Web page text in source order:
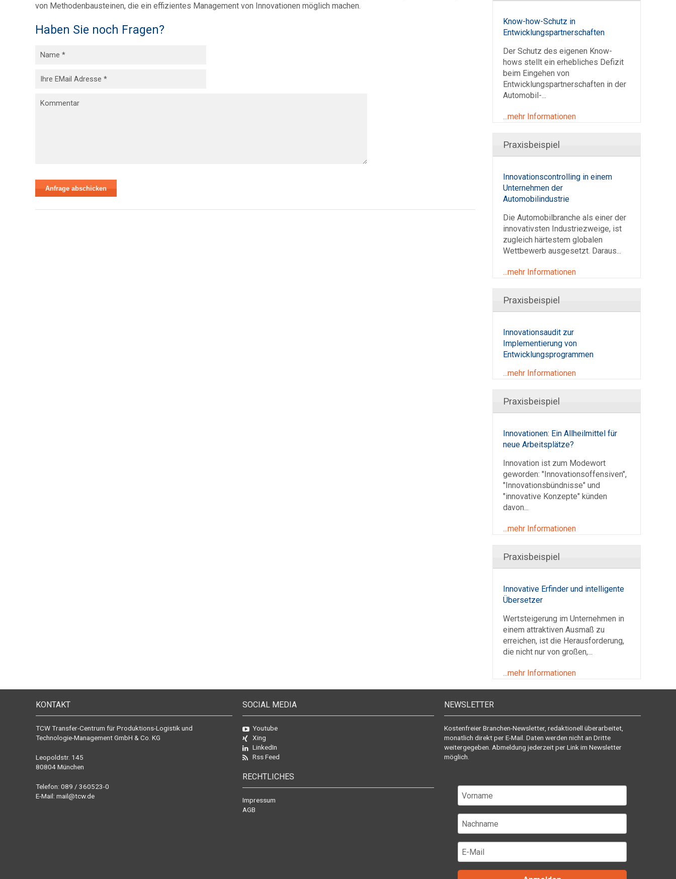
von Methodenbausteinen, die ein effizientes Management von Innovationen möglich machen.
Haben Sie noch Fragen?
Know-how-Schutz in
Entwicklungspartnerschaften
Der Schutz des eigenen Know-
hows stellt ein erhebliches Defizit
beim Eingehen von
Entwicklungspartnerschaften in der
Automobil-...
...mehr Informationen
Praxisbeispiel
Innovationscontrolling in einem
Unternehmen der
Automobilindustrie
Die Automobilbranche als einer der
innovativsten Industriezweige, ist
zugleich härtestem globalen
Wettbewerb ausgesetzt. Daraus...
...mehr Informationen
Praxisbeispiel
Innovationsaudit zur
Implementierung von
Entwicklungsprogrammen
...mehr Informationen
Praxisbeispiel
Innovationen: Ein Allheilmittel für
neue Arbeitsplätze?
Innovation ist zum Modewort
geworden: "Innovationsoffensiven",
"Innovationsbündnisse" und
"innovative Konzepte" künden
davon...
...mehr Informationen
Praxisbeispiel
Innovative Erfinder und intelligente
Übersetzer
Wertsteigerung im Unternehmen in
einem attraktiven Ausmaß zu
erreichen, ist die Herausforderung,
die nicht nur von großen,...
...mehr Informationen
KONTAKT
TCW Transfer-Centrum für Produktions-Logistik und
Technologie-Management GmbH & Co. KG
Leopoldstr. 145
80804 München
Telefon: 089 / 360523-0
E-Mail: mail@tcw.de
SOCIAL MEDIA
Youtube
Xing
LinkedIn
Rss Feed
RECHTLICHES
Impressum
AGB
NEWSLETTER
Kostenfreier Branchen-Newsletter, redaktionell überarbeitet,
monatlich direkt per E-Mail. Daten werden nicht an Dritte
weitergegeben. Abmeldung jederzeit per Link im Newsletter
möglich.